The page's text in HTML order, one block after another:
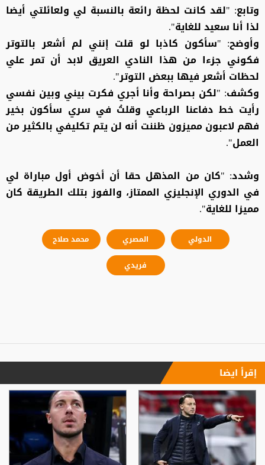
وتابع: "لقد كانت لحظة رائعة بالنسبة لي ولعائلتي أيضا
لذا أنا سعيد للغاية".
وأوضح: "سأكون كاذبا لو قلت إنني لم أشعر بالتوتر
فكوني جزءا من هذا النادي العريق لابد أن تمر علي
لحظات أشعر فيها ببعض التوتر".
وكشف: "لكن بصراحة وأنا أجري فكرت بيني وبين نفسي
رأيت خط دفاعنا الرباعي وقلتُ في سري سأكون بخير
فهم لاعبون مميزون ظننت أنه لن يتم تكليفي بالكثير من
العمل".
وشدد: "كان من المذهل حقا أن أخوض أول مباراة لي
في الدوري الإنجليزي الممتاز، والفوز بتلك الطريقة كان
مميزا للغاية".
الدولي المصري
محمد صلاح
فريدي
إقرأ ايضا